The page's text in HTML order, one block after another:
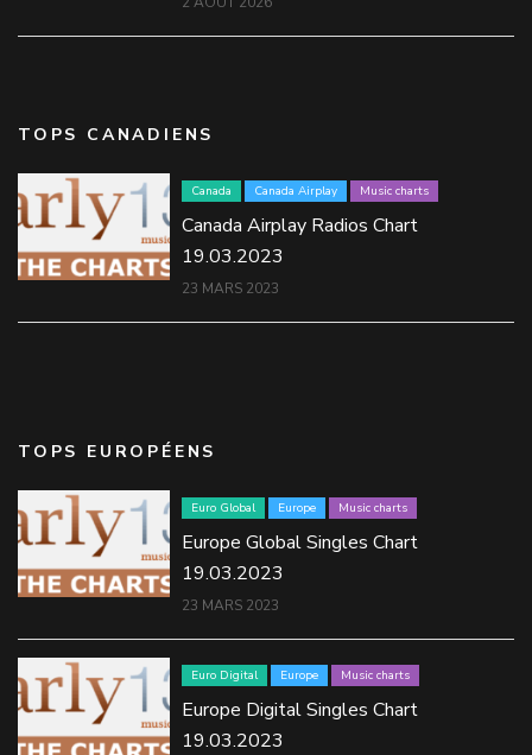
TOPS CANADIENS
Canada Canada Airplay Music charts
Canada Airplay Radios Chart
19.03.2023
23 MARS 2023
TOPS EUROPÉENS
Euro Global Europe Music charts
Europe Global Singles Chart
19.03.2023
23 MARS 2023
Euro Digital Europe Music charts
Europe Digital Singles Chart
19.03.2023